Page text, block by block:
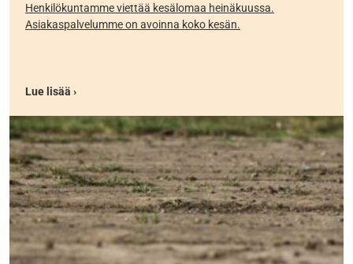
Henkilökuntamme viettää kesälomaa heinäkuussa.
Asiakaspalvelumme on avoinna koko kesän.
Lue lisää ›